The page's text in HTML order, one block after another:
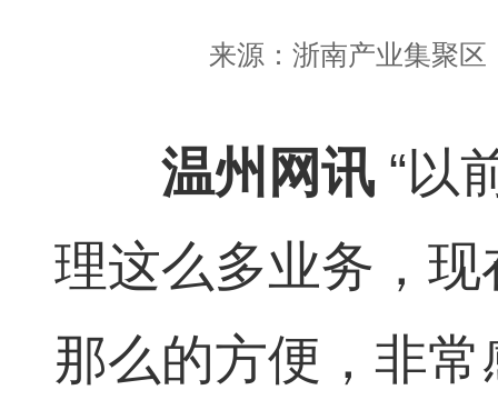
来源： 浙南产业集聚区
温州网讯 “以
理这么多业务，
那么的方便，非